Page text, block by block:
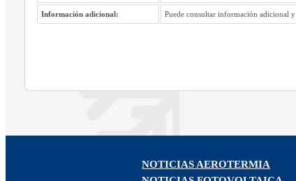
Información adicional: Puede consultar información adicional
NOTICIAS AEROTERMIA